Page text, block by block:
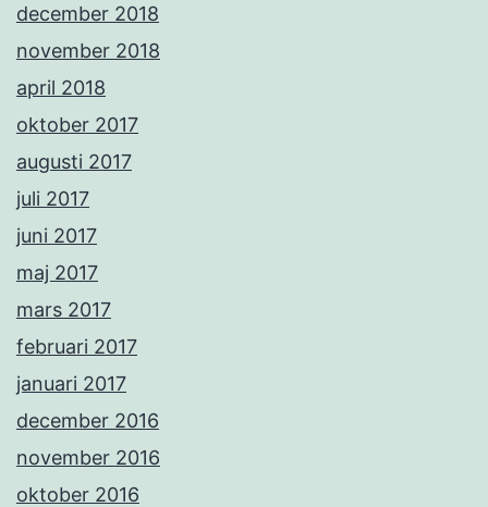
december 2018
november 2018
april 2018
oktober 2017
augusti 2017
juli 2017
juni 2017
maj 2017
mars 2017
februari 2017
januari 2017
december 2016
november 2016
oktober 2016